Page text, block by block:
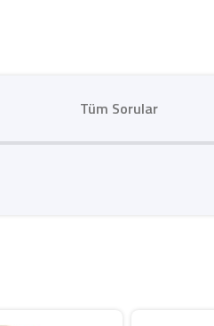
Tüm Sorular